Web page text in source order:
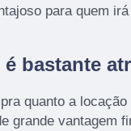
para quem
bastante
quanto a
grande vantagem